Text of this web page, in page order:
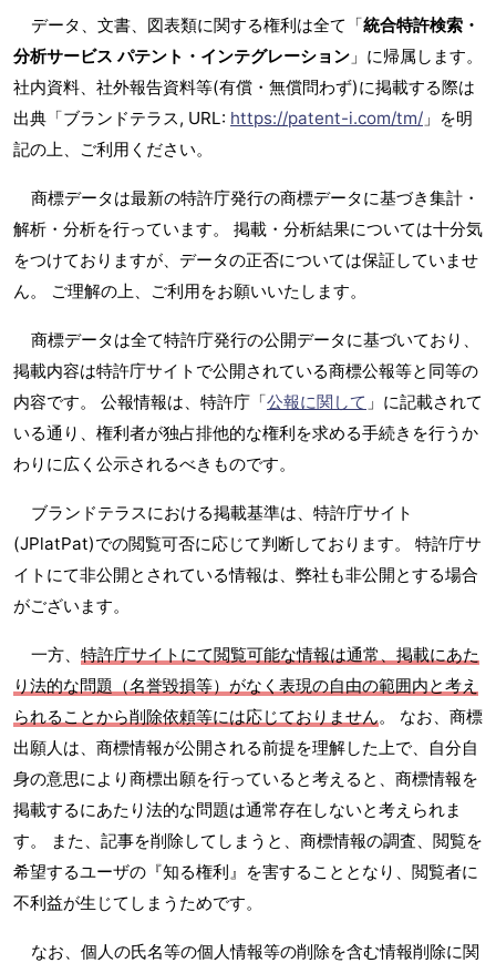
データ、文書、図表類に関する権利は全て「統合特許検索・
分析サービス パテント・インテグレーション 」に帰属します。
社内資料、社外報告資料等(有償・無償問わず)に掲載する際は
出典「ブランドテラス, URL: https://patent-i.com/tm/ 」を明
記の上、ご利用ください。
商標データは最新の特許庁発行の商標データに基づき集計・
解析・分析を行っています。 掲載・分析結果については十分気
をつけておりますが、データの正否については保証していませ
ん。 ご理解の上、ご利用をお願いいたします。
商標データは全て特許庁発行の公開データに基づいており、
掲載内容は特許庁サイトで公開されている商標公報等と同等の
内容です。 公報情報は、特許庁「公報に関して 」に記載されて
いる通り、権利者が独占排他的な権利を求める手続きを行うか
わりに広く公示されるべきものです。
ブランドテラスにおける掲載基準は、特許庁サイト
(JPlatPat)での閲覧可否に応じて判断しております。 特許庁サ
イトにて非公開とされている情報は、弊社も非公開とする場合
がございます。
一方、 特許庁サイトにて閲覧可能な情報は通常、掲載にあた
り法的な問題（名誉毀損等）がなく表現の自由の範囲内と考え
られることから削除依頼等には応じておりません。 なお、商標
出願人は、商標情報が公開される前提を理解した上で、自分自
身の意思により商標出願を行っていると考えると、商標情報を
掲載するにあたり法的な問題は通常存在しないと考えられま
す。 また、記事を削除してしまうと、商標情報の調査、閲覧を
希望するユーザの『知る権利』を害することとなり、閲覧者に
不利益が生じてしまうためです。
なお、個人の氏名等の個人情報等の削除を含む情報削除に関